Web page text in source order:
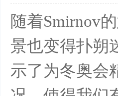
随着Smirnov
景也变得扑朔
示了为冬奥会